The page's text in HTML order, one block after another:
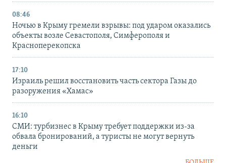
08:46
Ночью в Крыму гремели взрывы: под ударом оказались
объекты возле Севастополя, Симферополя и
Красноперекопска
17:10
Израиль решил восстановить часть сектора Газы до
разоружения «Хамас»
16:10
СМИ: турбизнес в Крыму требует поддержки из-за
обвала бронирований, а туристы не могут вернуть
деньги